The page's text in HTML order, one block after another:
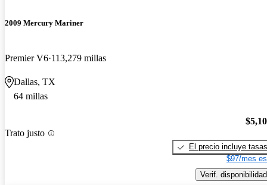
2009 Mercury Mariner
Premier V6 113,279 millas
Dallas, TX
64 millas
Trato justo
El precio incluye tasas
$97/mes
Verif. disponibilidad